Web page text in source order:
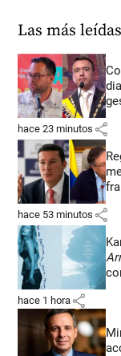
Las más leídas
hace 23 minutos share
hace 53 minutos share
hace 1 hora share